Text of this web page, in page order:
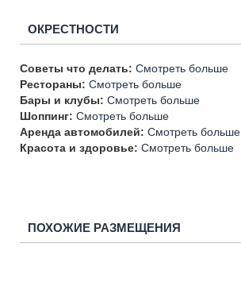
ОКРЕСТНОСТИ
Советы что делать: Смотреть больше
Рестораны: Смотреть больше
Бары и клубы: Смотреть больше
Шоппинг: Смотреть больше
Аренда автомобилей: Смотреть больше
Красота и здоровье: Смотреть больше
ПОХОЖИЕ РАЗМЕЩЕНИЯ